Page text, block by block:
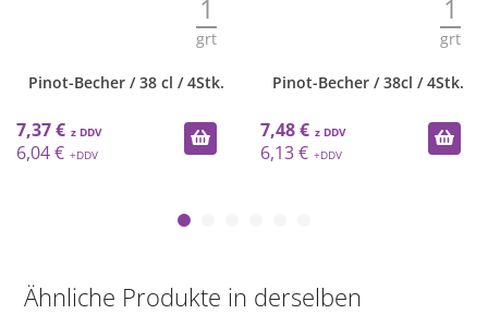
1
grt
Pinot-Becher / 38 cl / 4Stk.
7,37 €
6,04 €
1
grt
Pinot-Becher / 38cl / 4Stk.
7,48 €
6,13 €
Ähnliche Produkte in derselben